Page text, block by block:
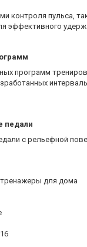
контроля пульса,
эффективного
программ
педали
с рельефной
тренажеры для дома